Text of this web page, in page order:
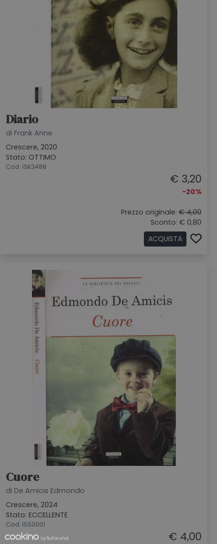
Diario
di Frank Anne
Crescere, 2020
Stato: OTTIMO
Cod. ISK3488
€ 3,20
-20%
Prezzo originale: € 4,00
Sconto: € 0,80
ACQUISTA
Cuore
di De Amicis Edmondo
Crescere, 2024
Stato: ECCELLENTE
Cod. ISS0001
€ 4,00